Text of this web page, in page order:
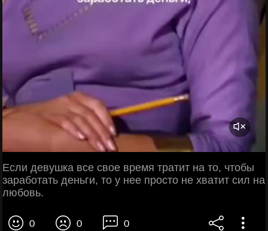
Если девушка все свое время тратит на то, чтобы
заработать деньги, то у нее просто не хватит сил на
любовь.
0 0 0